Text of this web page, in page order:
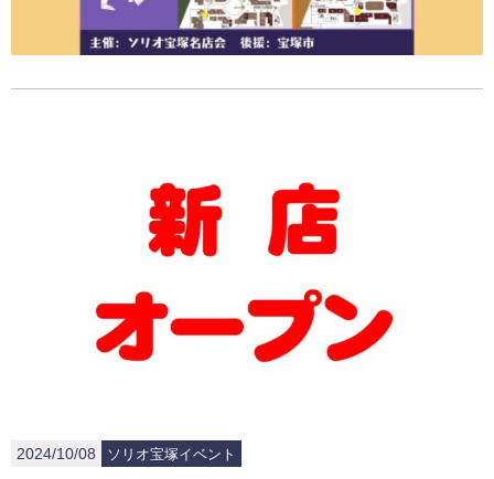
2024/10/08 ソリオ宝塚イベント